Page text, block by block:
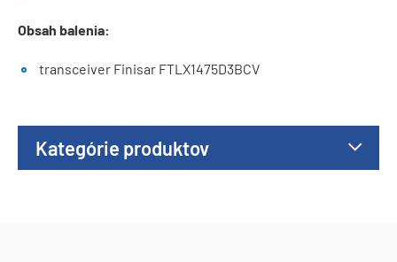
Kategórie produktov
Obsah balenia:
transceiver Finisar FTLX1475D3BCV